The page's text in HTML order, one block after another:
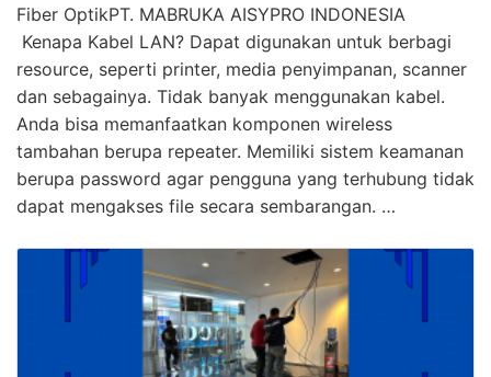
Fiber OptikPT. MABRUKA AISYPRO INDONESIA
Kenapa Kabel LAN? Dapat digunakan untuk berbagi
resource, seperti printer, media penyimpanan, scanner
dan sebagainya. Tidak banyak menggunakan kabel.
Anda bisa memanfaatkan komponen wireless
tambahan berupa repeater. Memiliki sistem keamanan
berupa password agar pengguna yang terhubung tidak
dapat mengakses file secara sembarangan. …